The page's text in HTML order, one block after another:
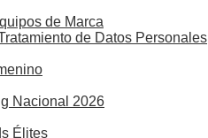
de Marca
de Datos Personales
Nacional 2026
Élites